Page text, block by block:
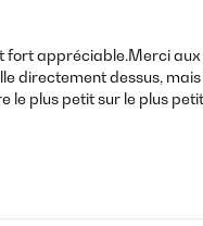
fort appréciable.Merci
directement dessus,
plus petit sur le plus